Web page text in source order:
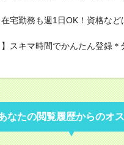
宅勤務も週1日OK！資格な
】スキマ時間でかんたん登録
なたの閲覧履歴からのオ